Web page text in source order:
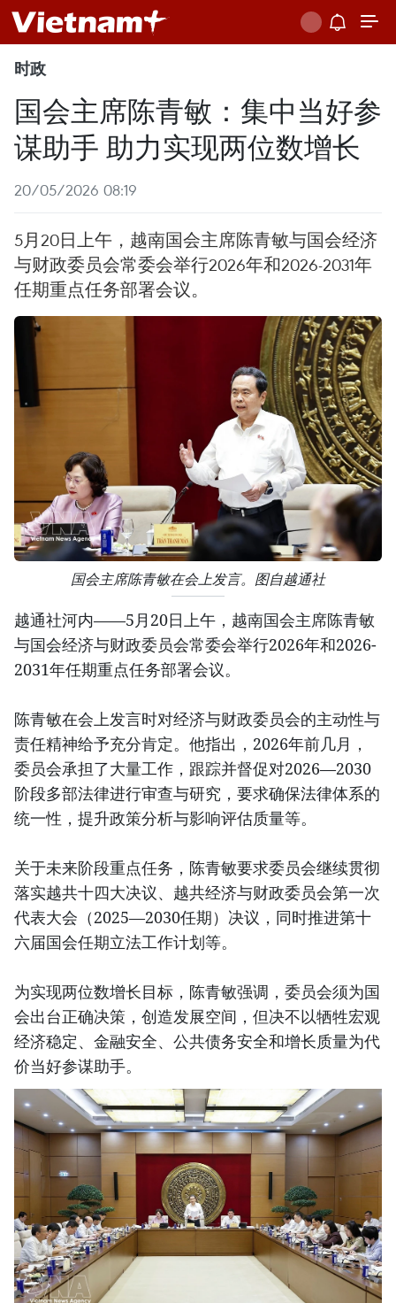
时政
国会主席陈青敏：集中当好参
谋助手 助力实现两位数增长
20/05/2026 08:19
5月20日上午，越南国会主席陈青敏与国会经济
与财政委员会常委会举行2026年和2026-2031年
任期重点任务部署会议。
国会主席陈青敏在会上发言。图自越通社
越通社河内——5月20日上午，越南国会主席陈青敏
与国会经济与财政委员会常委会举行2026年和2026-
2031年任期重点任务部署会议。
陈青敏在会上发言时对经济与财政委员会的主动性与
责任精神给予充分肯定。他指出，2026年前几月，
委员会承担了大量工作，跟踪并督促对2026—2030
阶段多部法律进行审查与研究，要求确保法律体系的
统一性，提升政策分析与影响评估质量等。
关于未来阶段重点任务，陈青敏要求委员会继续贯彻
落实越共十四大决议、越共经济与财政委员会第一次
代表大会（2025—2030任期）决议，同时推进第十
六届国会任期立法工作计划等。
为实现两位数增长目标，陈青敏强调，委员会须为国
会出台正确决策，创造发展空间，但决不以牺牲宏观
经济稳定、金融安全、公共债务安全和增长质量为代
价当好参谋助手。